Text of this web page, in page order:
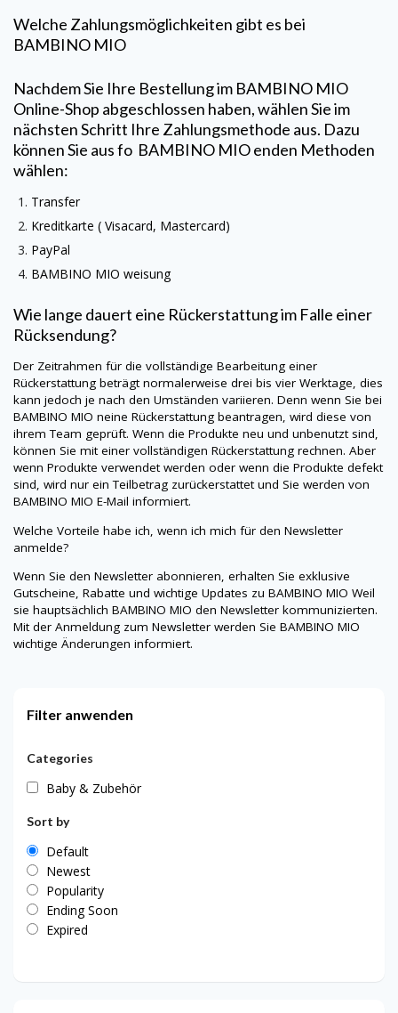
Welche Zahlungsmöglichkeiten gibt es bei
BAMBINO MIO
Nachdem Sie Ihre Bestellung im BAMBINO MIO
Online-Shop abgeschlossen haben, wählen Sie im
nächsten Schritt Ihre Zahlungsmethode aus. Dazu
können Sie aus fo BAMBINO MIOenden Methoden
wählen:
Transfer
Kreditkarte ( Visacard, Mastercard)
PayPal
BAMBINO MIO weisung
Wie lange dauert eine Rückerstattung im Falle einer
Rücksendung?
Der Zeitrahmen für die vollständige Bearbeitung einer
Rückerstattung beträgt normalerweise drei bis vier Werktage, dies
kann jedoch je nach den Umständen variieren. Denn wenn Sie bei
BAMBINO MIO neine Rückerstattung beantragen, wird diese von
ihrem Team geprüft. Wenn die Produkte neu und unbenutzt sind,
können Sie mit einer vollständigen Rückerstattung rechnen. Aber
wenn Produkte verwendet werden oder wenn die Produkte defekt
sind, wird nur ein Teilbetrag zurückerstattet und Sie werden von
BAMBINO MIO E-Mail informiert.
Welche Vorteile habe ich, wenn ich mich für den Newsletter
anmelde?
Wenn Sie den Newsletter abonnieren, erhalten Sie exklusive
Gutscheine, Rabatte und wichtige Updates zu BAMBINO MIO Weil
sie hauptsächlich BAMBINO MIO den Newsletter kommunizierten.
Mit der Anmeldung zum Newsletter werden Sie BAMBINO MIO
wichtige Änderungen informiert.
Filter anwenden
Categories
Baby & Zubehör
Sort by
Default
Newest
Popularity
Ending Soon
Expired